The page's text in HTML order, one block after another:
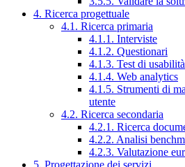
4. Ricerca progettuale
4.1. Ricerca primaria
4.1.1. Interviste
4.1.2. Questionari
4.1.3. Test di usabilità
4.1.4. Web analytics
4.1.5. Strumenti di
utente
4.2. Ricerca secondaria
4.2.1. Ricerca
4.2.2. Analisi
4.2.3. Valutazione
5. Progettazione dei servizi